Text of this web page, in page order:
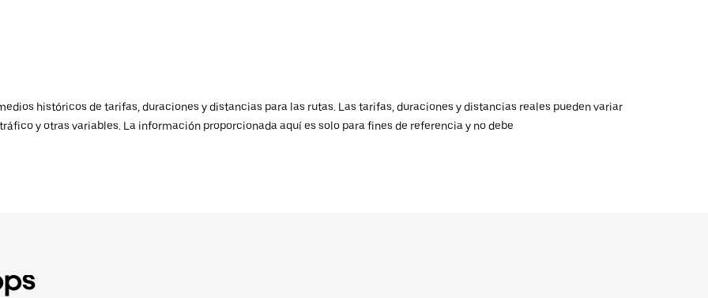
históricos de tarifas, duraciones y distancias para las rutas. Las tarifas, duraciones y distancias reales pueden variar
y otras variables. La información proporcionada aquí es solo para fines de referencia y no debe